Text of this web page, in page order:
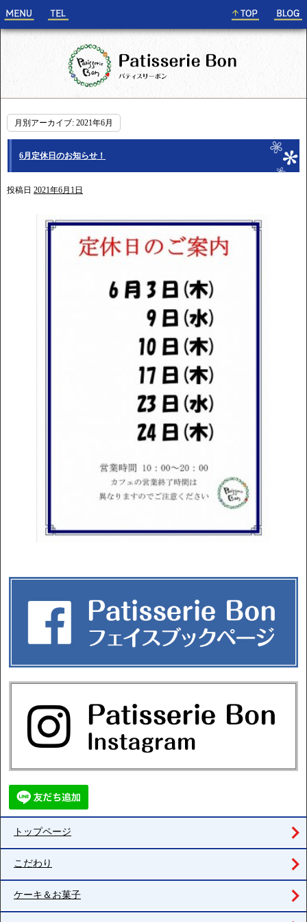
月別アーカイブ: 2021年6月
6月定休日のお知らせ！
投稿日 2021年6月1日
トップページ
こだわり
ケーキ＆お菓子